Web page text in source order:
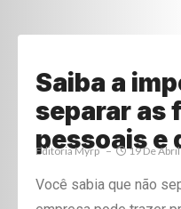
Saiba a
separar as
pessoais e
Editoria Myrp 19 De
Você sabia que não